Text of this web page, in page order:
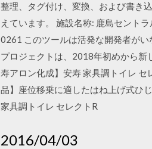
整理、タグ付け、変換、および書き
えています。 施設名称: 鹿島セント
0261 このツールは活発な開発者が
プロジェクトは、2018年初めから新
寿アロン化成】安寿 家具調トイレ
品】座位移乗に適したはね上げ式ひ
家具調トイレ セレクトR
2016/04/03